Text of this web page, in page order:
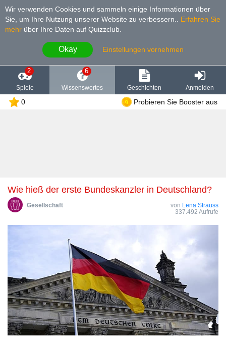
Wir verwenden Cookies und sammeln einige Informationen über
Sie, um Ihre Nutzung unserer Website zu verbessern.
Erfahren Sie
mehr über Ihre Daten auf Quizzclub.
Okay Einstellungen vornehmen
2
Spiele
6
Wissenswertes Geschichten Anmelden
0 Probieren Sie Booster aus
Wie hieß der erste Bundeskanzler in Deutschland?
Gesellschaft von Lena Strauss
337.492 Aufrufe